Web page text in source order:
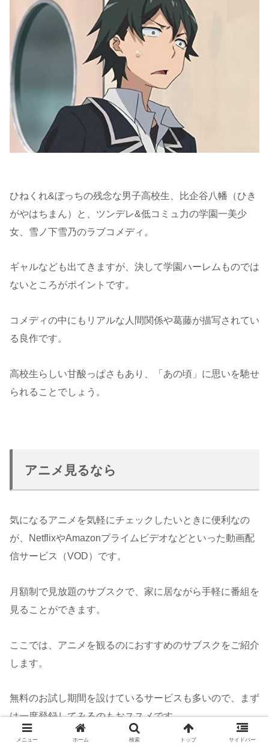
ひねくれ&ぼっちの残念な男子高校生、比企谷八幡（ひき
がやはちまん）と、ツンデレ&低コミュ力の学園一美少
女、雪ノ下雪乃のラブコメディ。
ギャルなども出てきますが、決して学園ハーレムものでは
ないところがポイントです。
コメディの中にもリアルな人間関係や葛藤が描写されてい
る良作です。
高校生らしい甘酸っぱさもあり、「あの頃」に思いを馳せ
られることでしょう。
アニメ見るなら
気になるアニメを気軽にチェックしたいときに便利なの
が、NetflixやAmazonプライムビデオなどといった動画配
信サービス（VOD）です。
月額制で見放題のサブスクで、家に居ながら手軽に番組を
見ることができます。
ここでは、アニメを観るのにおすすめのサブスクをご紹介
します。
無料のお試し期間を設けているサービスも多いので、まず
は一度登録してみるのもおススメです。
メニュー ホーム 検索 トップ サイドバー